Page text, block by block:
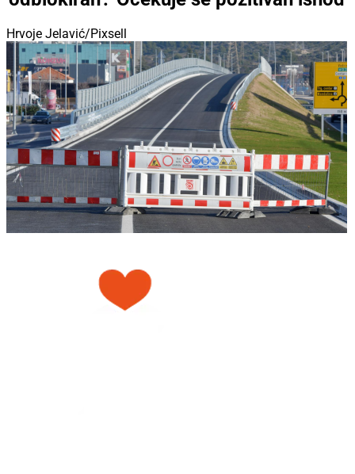
Hrvoje Jelavić/Pixsell